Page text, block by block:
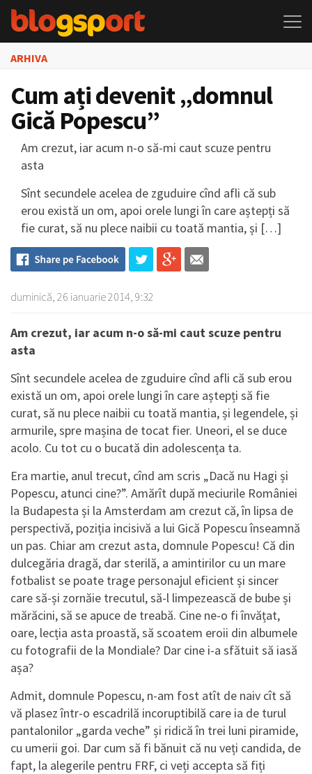
ARHIVA
Cum ați devenit „domnul
Gică Popescu”
Am crezut, iar acum n-o să-mi caut scuze pentru
asta
Sînt secundele acelea de zguduire cînd afli că sub
erou există un om, apoi orele lungi în care aștepți să
fie curat, să nu plece naibii cu toată mantia, și […]
duminică, 26 ianuarie 2014, 9:32
Am crezut, iar acum n-o să-mi caut scuze pentru
asta
Sînt secundele acelea de zguduire cînd afli că sub erou
există un om, apoi orele lungi în care aștepți să fie
curat, să nu plece naibii cu toată mantia, și legendele, și
armurile, spre mașina de tocat fier. Uneori, el se duce
acolo. Cu tot cu o bucată din adolescența ta.
Era martie, anul trecut, cînd am scris „Dacă nu Hagi și
Popescu, atunci cine?”. Amărît după meciurile României
la Budapesta și la Amsterdam am crezut că, în lipsa de
perspectivă, poziția incisivă a lui Gică Popescu înseamnă
un pas. Chiar am crezut asta, domnule Popescu! Că din
dulcegăria dragă, dar sterilă, a amintirilor cu un mare
fotbalist se poate trage personajul eficient și sincer
care să-și zornăie trecutul, să-l limpezească de bube și
mărăcini, să se apuce de treabă. Cine ne-o fi învățat,
oare, lecția asta proastă, să scoatem eroii din albumele
cu fotografii de la Mondiale? Dar cine i-a sfătuit să iasă
așa?
Admit, domnule Popescu, n-am fost atît de naiv cît să
vă plasez într-o escadrilă incoruptibilă care ia de turul
pantalonilor „garda veche” și ridică în trei luni piramide,
cu umerii goi. Dar cum să fi bănuit că nu veți candida, de
fapt, la alegerile pentru FRF, ci veți accepta să fiți